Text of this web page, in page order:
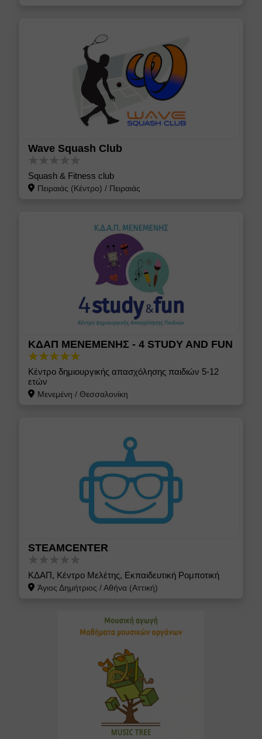
Wave Squash Club
Squash & Fitness club
Πειραιάς (Κέντρο) / Πειραιάς
ΚΔΑΠ ΜΕΝΕΜΕΝΗΣ - 4 STUDY AND FUN
Κέντρο δημιουργικής απασχόλησης παιδιών 5-12
ετών
Μενεμένη / Θεσσαλονίκη
STEAMCENTER
ΚΔΑΠ, Κέντρο Μελέτης, Εκπαιδευτική Ρομποτική
Άγιος Δημήτριος /Αθήνα (Αττική)